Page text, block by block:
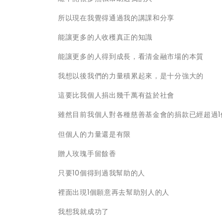
所以現在我覺得通過我的講課和分享
能讓更多的人收穫真正的知識
能讓更多的人得到成長，看清金融市場的本質
我想以後我們的力量積累起來，是十分強大的
這要比我個人捐出幾千萬有益於社會
雖然目前我個人對各種慈善基金會的捐款已經超過
但個人的力量還是有限
贈人玫瑰手留餘香
只要10個得到過我幫助的人
裡面出現1個願意再去幫助別人的人
我想我就成功了